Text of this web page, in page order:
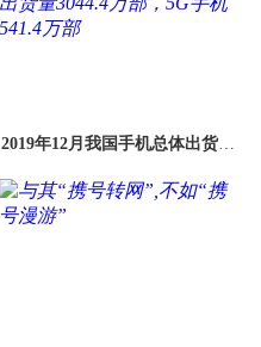
2019年12月我国手机总体出货量3